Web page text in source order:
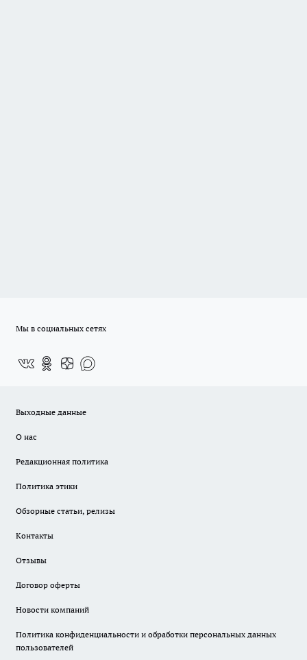
Мы в социальных сетях
Выходные данные
О нас
Редакционная политика
Политика этики
Обзорные статьи, релизы
Контакты
Отзывы
Договор оферты
Новости компаний
Политика конфиденциальности и обработки персональных данных
пользователей